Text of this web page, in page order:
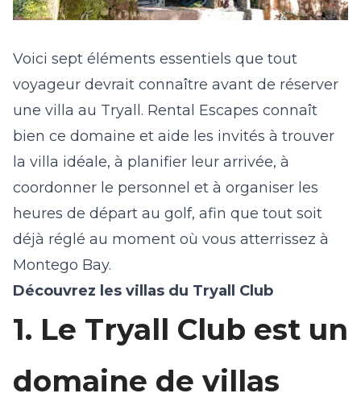
Voici sept éléments essentiels que tout
voyageur devrait connaître avant de réserver
une villa au Tryall. Rental Escapes connaît
bien ce domaine et aide les invités à trouver
la villa idéale, à planifier leur arrivée, à
coordonner le personnel et à organiser les
heures de départ au golf, afin que tout soit
déjà réglé au moment où vous atterrissez à
Montego Bay.
Découvrez les villas du Tryall Club
1. Le Tryall Club est un
domaine de villas